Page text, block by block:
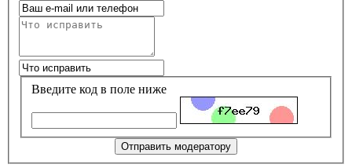
Введите код в поле ниже
Отправить модератору